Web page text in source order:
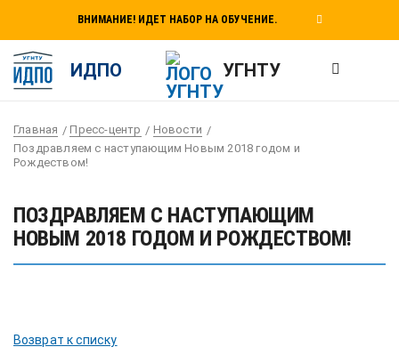
ВНИМАНИЕ! ИДЕТ НАБОР НА ОБУЧЕНИЕ.
ИДПО УГНТУ
Главная Пресс-центр
Новости
Поздравляем с наступающим Новым 2018 годом и
Рождеством!
ПОЗДРАВЛЯЕМ С НАСТУПАЮЩИМ
НОВЫМ 2018 ГОДОМ И РОЖДЕСТВОМ!
Возврат к списку